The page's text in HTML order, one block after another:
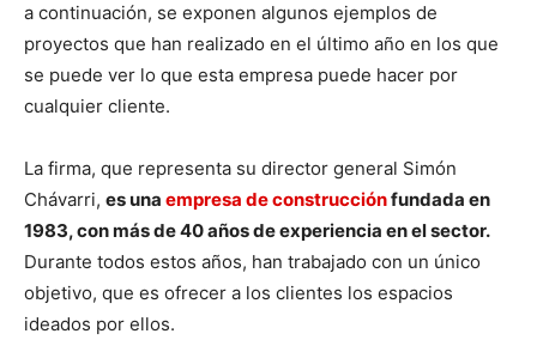
a continuación, se exponen algunos ejemplos de
proyectos que han realizado en el último año en los que
se puede ver lo que esta empresa puede hacer por
cualquier cliente.
La firma, que representa su director general Simón
Chávarri, es una empresa de construcciónfundada en
1983, con más de 40 años de experiencia en el sector.
Durante todos estos años, han trabajado con un único
objetivo, que es ofrecer a los clientes los espacios
ideados por ellos.